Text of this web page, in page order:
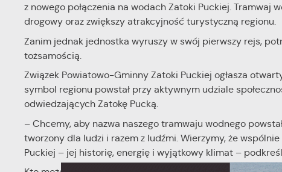
z nowego połączenia na wodach Zatoki Puckiej.
drogowy oraz zwiększy atrakcyjność turystyczną regionu.
Zanim jednak jednostka wyruszy w swój pierwszy rejs,
tożsamością.
Związek Powiatowo-Gminny Zatoki Puckiej ogłasza
symbol regionu powstał przy aktywnym udziale
odwiedzających Zatokę Pucką.
– Chcemy, aby nazwa naszego tramwaju wodnego
tworzony dla ludzi i razem z ludźmi. Wierzymy, że
Puckiej – jej historię, energię i wyjątkowy klimat –